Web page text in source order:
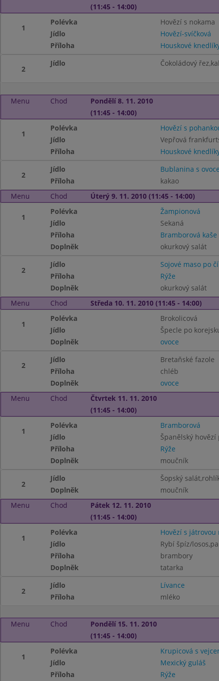
(11:45 - 14:00)
1
Polévka
Hovězí s nokama
Jídlo
Hovězí-svíčková
Příloha
Houskové
2
Jídlo Čokoládový
Menu Chod
Pondělí 8. 11. 2010
(11:45 - 14:00)
1
Polévka
Hovězí s
Jídlo
Vepřová
Příloha
Houskové
2
Jídlo
Bublanina s
Příloha
kakao
Menu
Chod Úterý 9. 11. 2010 (11:45 - 14:00)
1
Polévka
Žampionová
Jídlo
Sekaná
Příloha
Bramborová kaše
Doplněk
okurkový salát
2
Jídlo
Sojové maso po
Příloha
Rýže
Doplněk
okurkový salát
Menu
Chod Středa 10. 11. 2010 (11:45 - 14:00)
1
Polévka
Brokolicová
Jídlo
Špecle po
Doplněk
ovoce
2
Jídlo
Bretaňské fazole
Příloha
chléb
Doplněk
ovoce
Menu
Chod
Čtvrtek 11. 11. 2010
(11:45 - 14:00)
1
Polévka
Bramborová
Jídlo
Španělský hovězí
Příloha
Rýže
Doplněk
moučník
2
Jídlo
Šopský
Doplněk
moučník
Menu
Chod
Pátek 12. 11. 2010
(11:45 - 14:00)
1
Polévka
Hovězí s játrovou
Jídlo
Rybí špíz/
Příloha
brambory
Doplněk
tatarka
2
Jídlo
Lívance
Příloha
mléko
Menu Chod
Pondělí 15. 11. 2010
(11:45 - 14:00)
1
Polévka
Krupicová s
Jídlo
Mexický guláš
Příloha
Rýže